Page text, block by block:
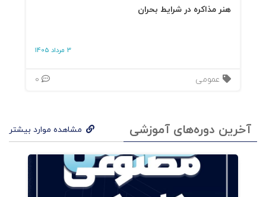
هنر مذاکره در شرایط بحران
3 مرداد 1405
عمومی
آخرین دوره‌های آموزشی مشاهده موارد بیشتر